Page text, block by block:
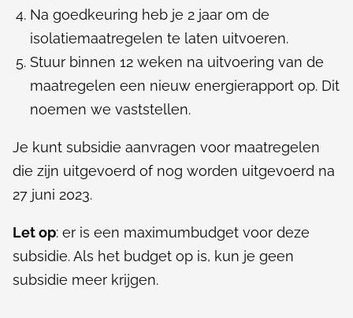
Na goedkeuring heb je 2 jaar om de
isolatiemaatregelen te laten uitvoeren.
Stuur binnen 12 weken na uitvoering van de
maatregelen een nieuw energierapport op. Dit
noemen we vaststellen.
Je kunt subsidie aanvragen voor maatregelen
die zijn uitgevoerd of nog worden uitgevoerd na
27 juni 2023.
Let op: er is een maximumbudget voor deze
subsidie. Als het budget op is, kun je geen
subsidie meer krijgen.